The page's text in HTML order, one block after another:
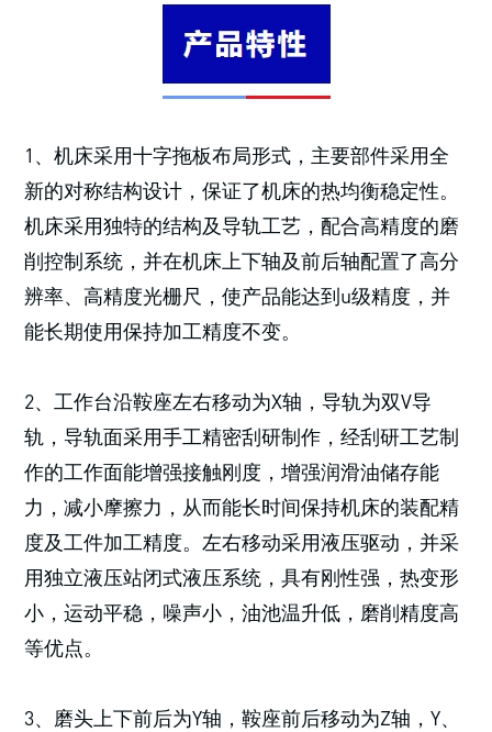
1、机床采用十字拖板布局形式，主要部件采用全
新的对称结构设计，保证了机床的热均衡稳定性。
机床采用独特的结构及导轨工艺，配合高精度的磨
削控制系统，并在机床上下轴及前后轴配置了高分
辨率、高精度光栅尺，使产品能达到u级精度，并
能长期使用保持加工精度不变。
2、工作台沿鞍座左右移动为X轴，导轨为双V导
轨，导轨面采用手工精密刮研制作，经刮研工艺制
作的工作面能增强接触刚度，增强润滑油储存能
力，减小摩擦力，从而能长时间保持机床的装配精
度及工件加工精度。左右移动采用液压驱动，并采
用独立液压站闭式液压系统，具有刚性强，热变形
小，运动平稳，噪声小，油池温升低，磨削精度高
等优点。
3、磨头上下前后为Y轴，鞍座前后移动为Z轴，Y、